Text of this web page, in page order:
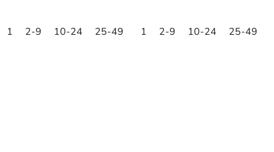
1 2-9 10-24 25-49 50-99 100-249 250-499
1 2-9 10-24 25-49